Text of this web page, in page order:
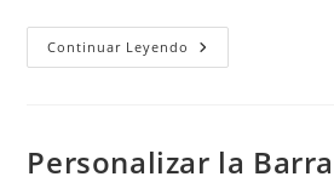
Continuar Leyendo Seleccionar
Con
Texto
En
Personalizar la